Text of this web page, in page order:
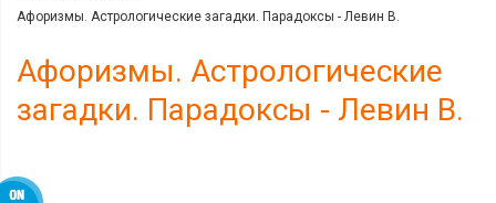
Афоризмы. Астрологические загадки. Парадоксы - Левин В.
Афоризмы. Астрологические
загадки. Парадоксы - Левин В.